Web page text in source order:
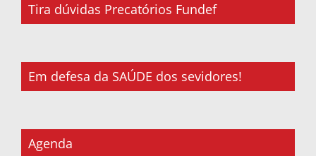
Tira dúvidas Precatórios Fundef
Em defesa da SAÚDE dos sevidores!
Agenda